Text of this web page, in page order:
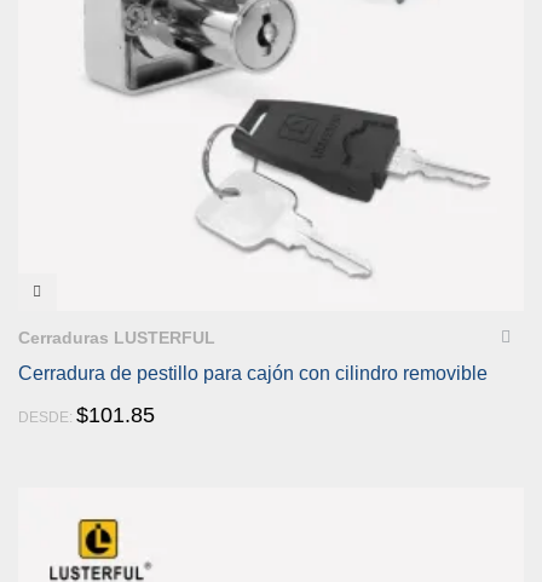
Cerraduras LUSTERFUL
Cerradura de pestillo para cajón con cilindro removible
DESDE: $101.85